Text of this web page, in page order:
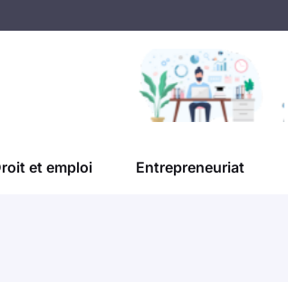
et emploi Entrepreneuriat